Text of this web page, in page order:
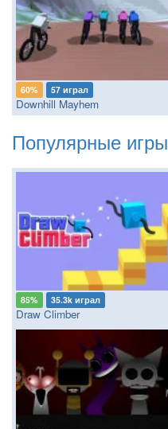
60% 57 играл
Downhill Mayhem
Популярные игры
85% 35.3k играл
Draw Climber